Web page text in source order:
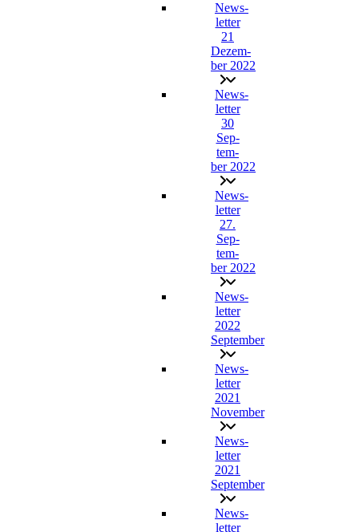
News­
let­ter
21
Dezem­
ber 2022
News­
let­ter
30
Sep­
tem­
ber 2022
News­
let­ter
27.
Sep­
tem­
ber 2022
News­
let­ter
2022
September
News­
let­ter
2021
November
News­
let­ter
2021
September
News­
let­ter